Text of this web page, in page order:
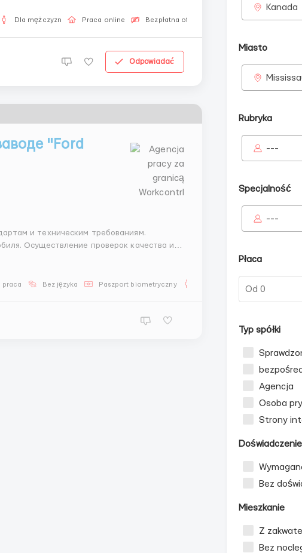
Dla mężczyzn Praca online Bezpłatna oferta pracy
Odpowiadać
"Ford
и
praca Bez języka Paszport biometryczny
Kanada
Miasto
Rubryka
---
Specjalność
---
Płaca
Typ spółki
Agencja
Osoba
Strony
Doświadczenie
Bez
Mieszkanie
Z
Bez